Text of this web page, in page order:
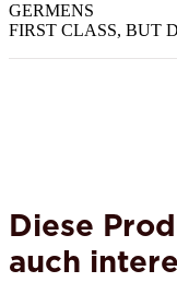
GERMENS
FIRST CLASS, BUT
Diese
auch